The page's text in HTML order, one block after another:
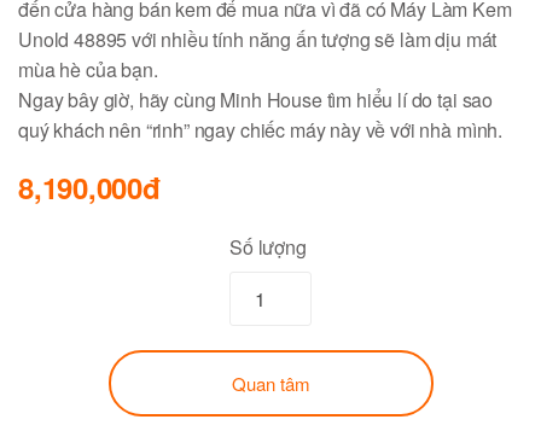
đến cửa hàng bán kem để mua nữa vì đã có Máy Làm Kem
Unold 48895 với nhiều tính năng ấn tượng sẽ làm dịu mát
mùa hè của bạn.
Ngay bây giờ, hãy cùng Minh House tìm hiểu lí do tại sao
quý khách nên “rinh” ngay chiếc máy này về với nhà mình.
8,190,000đ
Số lượng
Quan tâm